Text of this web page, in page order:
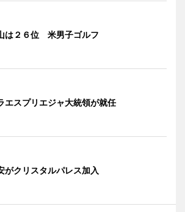
は２６位 米男子ゴルフ
エスプリエジャ大統領が就任
がクリスタルパレス加入